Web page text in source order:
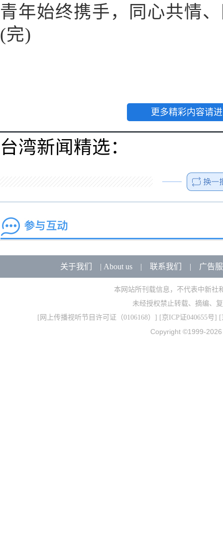
青年始终携手，同心共情
(完)
更多精彩内容请
台湾新闻精选：
关于我们 | About us| 联系我们 | 广告
本网站所刊载信息，不代表中新社
未经授权禁止转载、摘编、
[ 网上传播视听节目许可证（0106168） ] [京ICP证040655号] [
Copyright ©1999-